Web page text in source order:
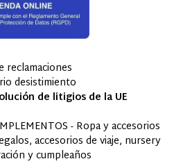
reclamaciones
desistimiento
de litigios de la UE
- Ropa y accesorios
accesorios de viaje, nursery
y cumpleaños